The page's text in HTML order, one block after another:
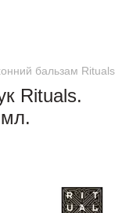
бальзам Rituals
Rituals.